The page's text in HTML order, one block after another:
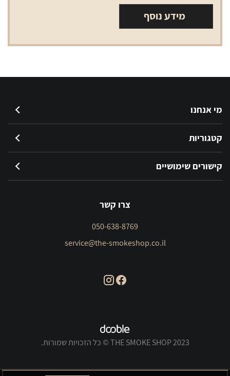
מידע נוסף
מי אנחנו
קטגוריות
קישורים שימושיים
צרו קשר
050-638-8769
service@the-smokeshop.co.il
THE SMOKE SHOP 2023 © כל הזכויות שמורות.